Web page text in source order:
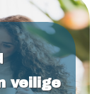
veilige